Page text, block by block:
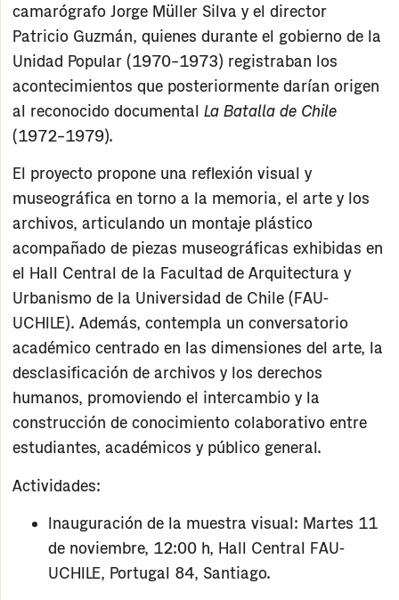
camarógrafoJorge Müller Silva y el director
Patricio Guzmán, quienes durante el gobierno de la
Unidad Popular (1970–1973) registraban los
acontecimientos que posteriormente darían origen
al reconocido documentalLa Batalla de Chile
(1972–1979).
El proyecto propone una reflexión visual y
museográfica en torno a la memoria, el arte y los
archivos, articulando un montaje plástico
acompañado de piezas museográficas exhibidas en
el Hall Central de la Facultad de Arquitectura y
Urbanismo de la Universidad de Chile (FAU-
UCHILE). Además, contempla unconversatorio
académico centrado en las dimensiones del arte, la
desclasificación de archivos y los derechos
humanos, promoviendo el intercambio y la
construcción de conocimiento colaborativo entre
estudiantes, académicos y público general.
Actividades:
Inauguración de la muestra visual: Martes 11
de noviembre, 12:00 h, Hall Central FAU-
UCHILE, Portugal 84, Santiago.